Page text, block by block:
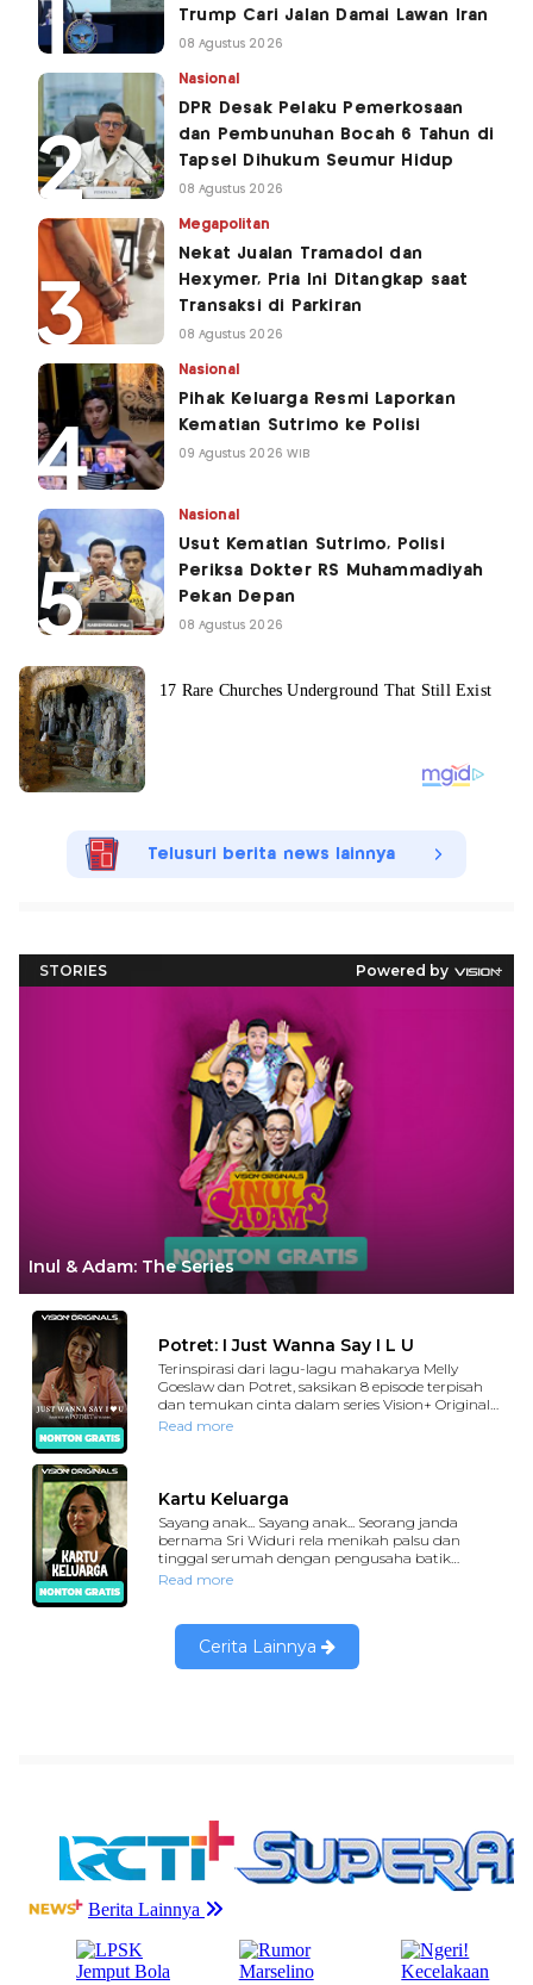
Trump Cari Jalan Damai Lawan Iran
08 Agustus 2026
Nasional
DPR Desak Pelaku Pemerkosaan
dan Pembunuhan Bocah 6 Tahun di
Tapsel Dihukum Seumur Hidup
08 Agustus 2026
Megapolitan
Nekat Jualan Tramadol dan
Hexymer, Pria Ini Ditangkap saat
Transaksi di Parkiran
08 Agustus 2026
Nasional
Pihak Keluarga Resmi Laporkan
Kematian Sutrimo ke Polisi
09 Agustus 2026 WIB
Nasional
Usut Kematian Sutrimo, Polisi
Periksa Dokter RS Muhammadiyah
Pekan Depan
08 Agustus 2026
Telusuri berita news lainnya